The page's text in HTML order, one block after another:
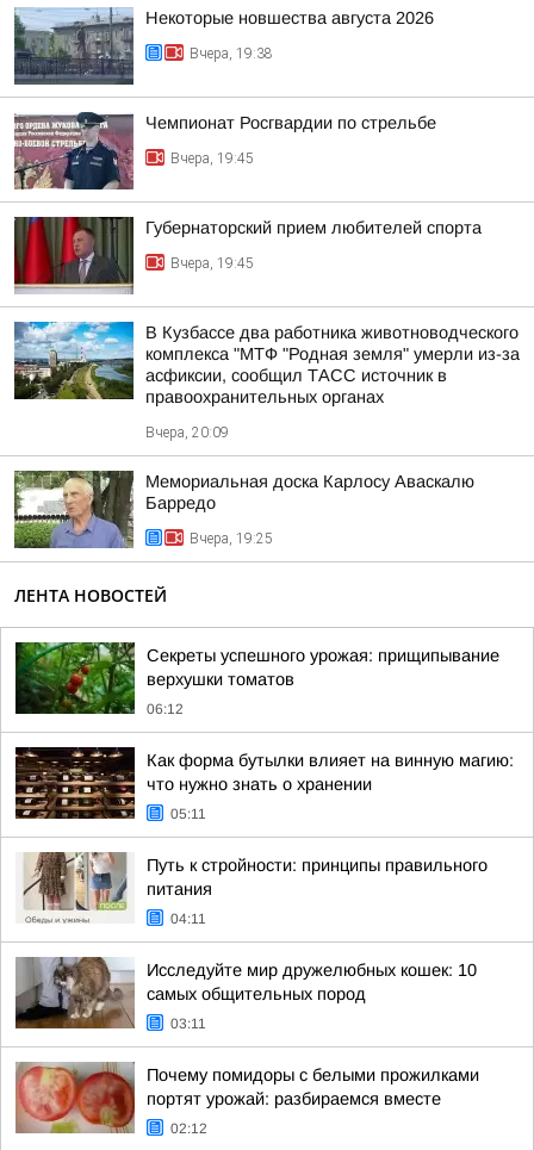
Некоторые новшества августа 2026
Вчера, 19:38
Чемпионат Росгвардии по стрельбе
Вчера, 19:45
Губернаторский прием любителей спорта
Вчера, 19:45
В Кузбассе два работника животноводческого
комплекса "МТФ "Родная земля" умерли из-за
асфиксии, сообщил ТАСС источник в
правоохранительных органах
Вчера, 20:09
Мемориальная доска Карлосу Аваскалю
Барредо
Вчера, 19:25
ЛЕНТА НОВОСТЕЙ
Секреты успешного урожая: прищипывание
верхушки томатов
06:12
Как форма бутылки влияет на винную магию:
что нужно знать о хранении
05:11
Путь к стройности: принципы правильного
питания
04:11
Исследуйте мир дружелюбных кошек: 10
самых общительных пород
03:11
Почему помидоры с белыми прожилками
портят урожай: разбираемся вместе
02:12